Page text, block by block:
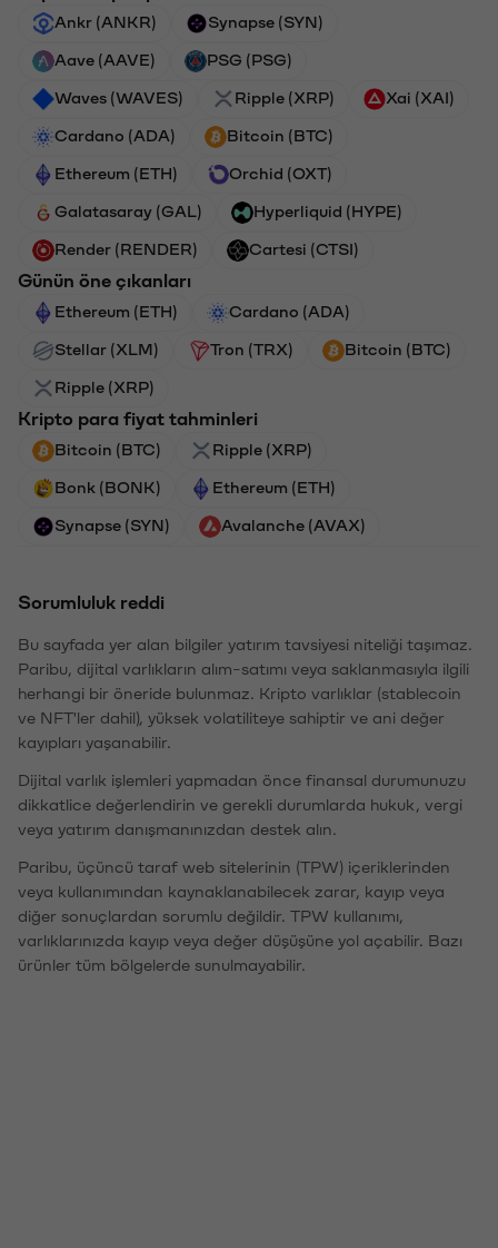
Ankr (ANKR) Synapse (SYN)
Aave (AAVE) PSG (PSG)
Waves (WAVES) Ripple (XRP) Xai (XAI)
Cardano (ADA) Bitcoin (BTC)
Ethereum (ETH) Orchid (OXT)
Galatasaray (GAL) Hyperliquid (HYPE)
Render (RENDER) Cartesi (CTSI)
Günün öne çıkanları
Ethereum (ETH) Cardano (ADA)
Stellar (XLM) Tron (TRX) Bitcoin (BTC)
Ripple (XRP)
Kripto para fiyat tahminleri
Bitcoin (BTC) Ripple (XRP)
Bonk (BONK) Ethereum (ETH)
Synapse (SYN) Avalanche (AVAX)
Sorumluluk reddi
Bu sayfada yer alan bilgiler yatırım tavsiyesi niteliği taşımaz.
Paribu, dijital varlıkların alım-satımı veya saklanmasıyla ilgili
herhangi bir öneride bulunmaz. Kripto varlıklar (stablecoin
ve NFT'ler dahil), yüksek volatiliteye sahiptir ve ani değer
kayıpları yaşanabilir.
Dijital varlık işlemleri yapmadan önce finansal durumunuzu
dikkatlice değerlendirin ve gerekli durumlarda hukuk, vergi
veya yatırım danışmanınızdan destek alın.
Paribu, üçüncü taraf web sitelerinin (TPW) içeriklerinden
veya kullanımından kaynaklanabilecek zarar, kayıp veya
diğer sonuçlardan sorumlu değildir. TPW kullanımı,
varlıklarınızda kayıp veya değer düşüşüne yol açabilir. Bazı
ürünler tüm bölgelerde sunulmayabilir.